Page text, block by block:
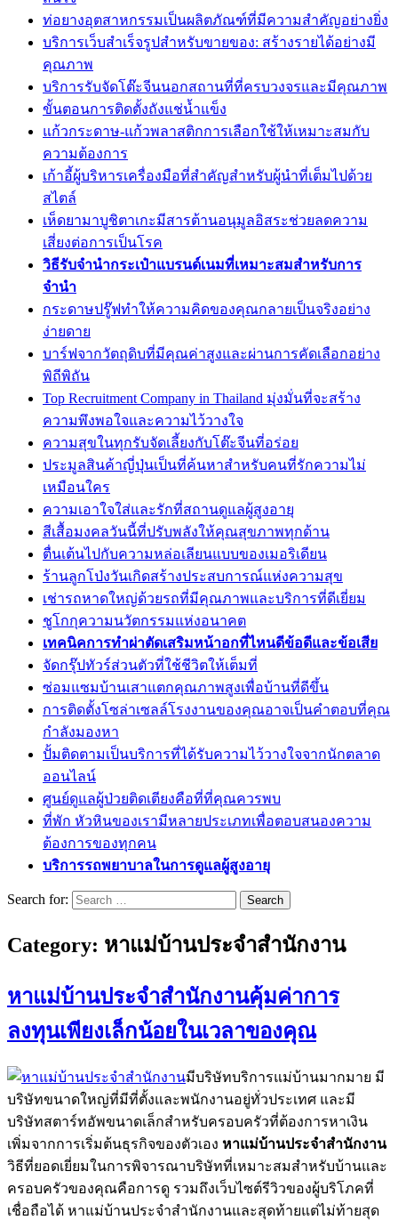
ท่อยางอุตสาหกรรมเป็นผลิตภัณฑ์ที่มีความสำคัญอย่างยิ่ง
บริการเว็บสำเร็จรูปสำหรับขายของ: สร้างรายได้อย่างมี
คุณภาพ
บริการรับจัดโต๊ะจีนนอกสถานที่ที่ครบวงจรและมีคุณภาพ
ขั้นตอนการติดตั้งถังแช่น้ำแข็ง
แก้วกระดาษ-แก้วพลาสติกการเลือกใช้ให้เหมาะสมกับ
ความต้องการ
เก้าอี้ผู้บริหารเครื่องมือที่สำคัญสำหรับผู้นำที่เต็มไปด้วย
สไตล์
เห็ดยามาบูชิตาเกะมีสารต้านอนุมูลอิสระช่วยลดความ
เสี่ยงต่อการเป็นโรค
วิธีรับจำนำกระเป๋าแบรนด์เนมที่เหมาะสมสำหรับการ
จำนำ
กระดาษปรู๊ฟทำให้ความคิดของคุณกลายเป็นจริงอย่าง
ง่ายดาย
บาร์ฟจากวัตถุดิบที่มีคุณค่าสูงและผ่านการคัดเลือกอย่าง
พิถีพิถัน
Top Recruitment Company in Thailand มุ่งมั่นที่จะสร้าง
ความพึงพอใจและความไว้วางใจ
ความสุขในทุกรับจัดเลี้ยงกับโต๊ะจีนที่อร่อย
ประมูลสินค้าญี่ปุ่นเป็นที่ค้นหาสำหรับคนที่รักความไม่
เหมือนใคร
ความเอาใจใส่และรักที่สถานดูแลผู้สูงอายุ
สีเสื้อมงคลวันนี้ที่ปรับพลังให้คุณสุขภาพทุกด้าน
ตื่นเต้นไปกับความหล่อเลียนแบบของเมอริเดียน
ร้านลูกโป่งวันเกิดสร้างประสบการณ์แห่งความสุข
เช่ารถหาดใหญ่ด้วยรถที่มีคุณภาพและบริการที่ดีเยี่ยม
ชูโกกุความนวัตกรรมแห่งอนาคต
เทคนิคการทำผ่าตัดเสริมหน้าอกที่ไหนดีข้อดีและข้อเสีย
จัดกรุ๊ปทัวร์ส่วนตัวที่ใช้ชีวิตให้เต็มที่
ซ่อมแซมบ้านเสาแตกคุณภาพสูงเพื่อบ้านที่ดีขึ้น
การติดตั้งโซล่าเซลล์โรงงานของคุณอาจเป็นคำตอบที่คุณ
กำลังมองหา
ปั้มติดตามเป็นบริการที่ได้รับความไว้วางใจจากนักตลาด
ออนไลน์
ศูนย์ดูแลผู้ป่วยติดเตียงคือที่ที่คุณควรพบ
ที่พัก หัวหินของเรามีหลายประเภทเพื่อตอบสนองความ
ต้องการของทุกคน
บริการรถพยาบาลในการดูแลผู้สูงอายุ
Search for:
Category: หาแม่บ้านประจำสำนักงาน
หาแม่บ้านประจำสำนักงานคุ้มค่าการ
ลงทุนเพียงเล็กน้อยในเวลาของคุณ
มีบริษัทบริการแม่บ้านมากมาย มี
บริษัทขนาดใหญ่ที่มีที่ตั้งและพนักงานอยู่ทั่วประเทศ และมี
บริษัทสตาร์ทอัพขนาดเล็กสำหรับครอบครัวที่ต้องการหาเงิน
เพิ่มจากการเริ่มต้นธุรกิจของตัวเอง หาแม่บ้านประจำสำนักงาน
วิธีที่ยอดเยี่ยมในการพิจารณาบริษัทที่เหมาะสมสำหรับบ้านและ
ครอบครัวของคุณคือการดู รวมถึงเว็บไซต์รีวิวของผู้บริโภคที่
เชื่อถือได้ หาแม่บ้านประจำสำนักงานและสุดท้ายแต่ไม่ท้ายสุด